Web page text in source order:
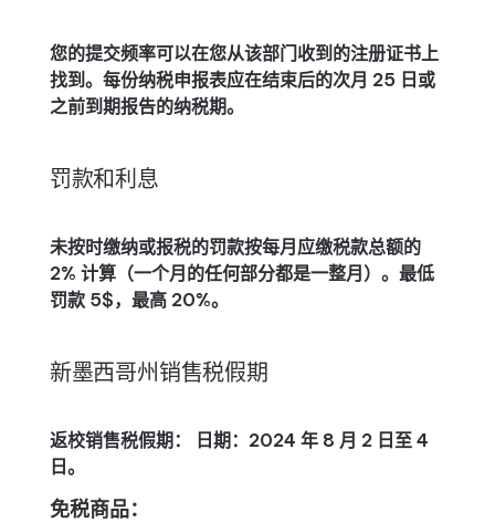
您的提交频率可以在您从该部门收到的注册证书上
找到。每份纳税申报表应在结束后的次月 25 日或
之前到期报告的纳税期。
罚款和利息
未按时缴纳或报税的罚款按每月应缴税款总额的
2% 计算（一个月的任何部分都是一整月）。最低
罚款 5$，最高 20%。
新墨西哥州销售税假期
返校销售税假期： 日期：2024 年 8 月 2 日至 4
日。
免税商品：